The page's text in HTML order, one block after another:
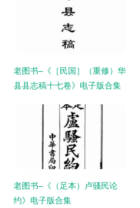
老图书–《［民国］（重修）华
县县志稿十七卷》电子版合集
老图书–《（足本）卢骚民论
约》电子版合集